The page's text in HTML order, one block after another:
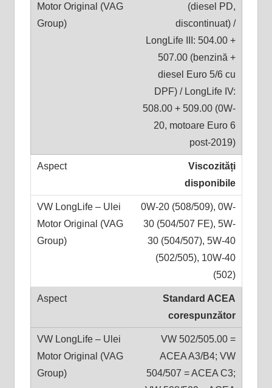
(diesel PD,
discontinuat) /
LongLife III: 504.00 +
507.00 (benzină +
diesel Euro 5/6 cu
DPF) / LongLife IV:
508.00 + 509.00 (0W-
20, motoare Euro 6
post-2019)
Viscozități
disponibile
0W-20 (508/509), 0W-
30 (504/507 FE), 5W-
30 (504/507), 5W-40
(502/505), 10W-40
(502)
Standard ACEA
corespunzător
VW 502/505.00 =
ACEA A3/B4; VW
504/507 = ACEA C3;